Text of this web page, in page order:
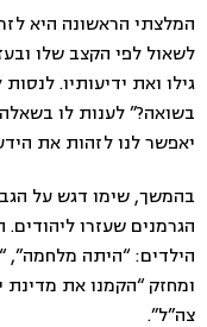
המלצתי הראשונה היא
לשאול לפי הקצב שלו
גילו ואת ידיעותיו.
בשואה?” לענות לו
יאפשר לנו לזהות את
בהמשך, שימו דגש על
הגרמנים שעזרו
הילדים: “היתה מלחמה”,
ומחזק “הקמנו את מדינת
צה”ל”.